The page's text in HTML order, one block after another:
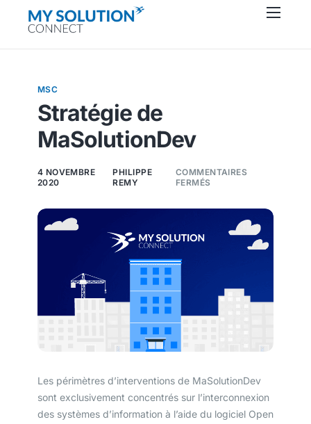
Connecteurs
Ressources
Support
Contactez-nous
MSC
Stratégie de
MaSolutionDev
4 NOVEMBRE
2020
PHILIPPE
REMY
COMMENTAIRES
FERMÉS
Les périmètres d’interventions de MaSolutionDev
sont exclusivement concentrés sur l’interconnexion
des systèmes d’information à l’aide du logiciel Open